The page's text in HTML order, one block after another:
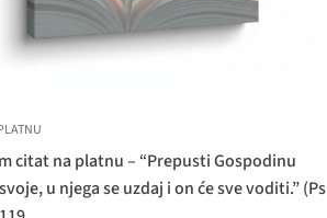
citat na platnu – “Prepusti Gospodinu
u njega se uzdaj i on će sve voditi.” (Ps